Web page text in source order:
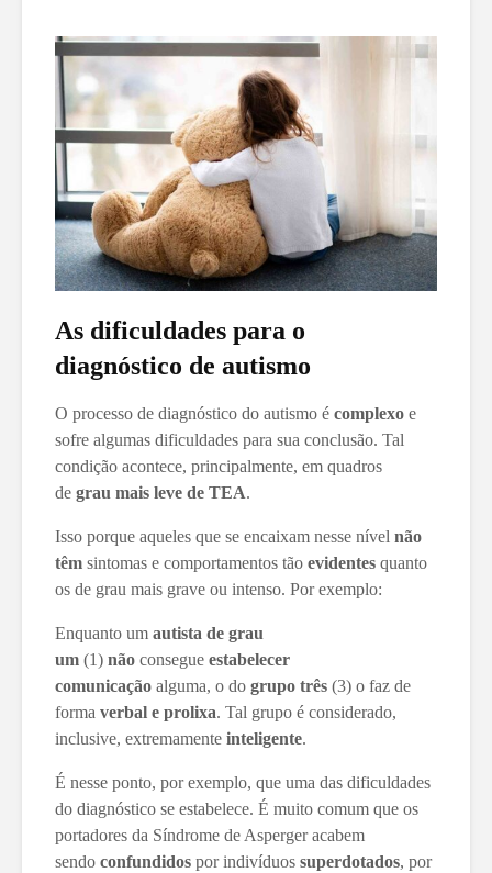
As dificuldades para o
diagnóstico de autismo
O processo de diagnóstico do autismo é complexo e
sofre algumas dificuldades para sua conclusão. Tal
condição acontece, principalmente, em quadros
de grau mais leve de TEA.
Isso porque aqueles que se encaixam nesse nível não
têm sintomas e comportamentos tão evidentes quanto
os de grau mais grave ou intenso. Por exemplo:
Enquanto um autista de grau
um (1) não consegue estabelecer
comunicação alguma, o do grupo três (3) o faz de
forma verbal e prolixa. Tal grupo é considerado,
inclusive, extremamente inteligente.
É nesse ponto, por exemplo, que uma das dificuldades
do diagnóstico se estabelece. É muito comum que os
portadores da Síndrome de Asperger acabem
sendo confundidos por indivíduos superdotados, por